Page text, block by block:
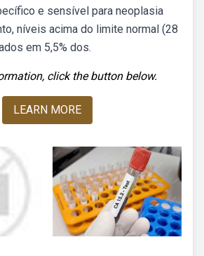
e sensível para neoplasia
níveis acima do limite normal (28
em 5,5% dos.
click the button below.
LEARN MORE